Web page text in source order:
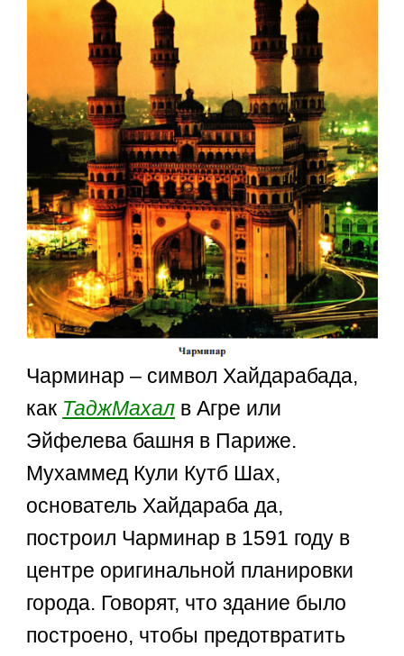
Чарминар – символ Хайдарабада,
как ТаджМахал в Агре или
Эйфелева башня в Париже.
Мухаммед Кули Кутб Шах,
основатель Хайдараба да,
построил Чарминар в 1591 году в
центре оригинальной планировки
города. Говорят, что здание было
построено, чтобы предотвратить